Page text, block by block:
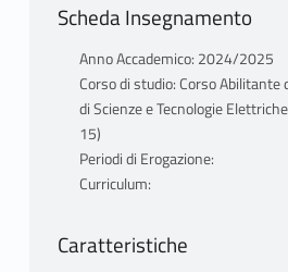
Scheda Insegnamento
Anno Accademico: 2024/2025
Corso di studio: Corso
di Scienze e Tecnologie
15)
Periodi di Erogazione:
Curriculum:
Caratteristiche